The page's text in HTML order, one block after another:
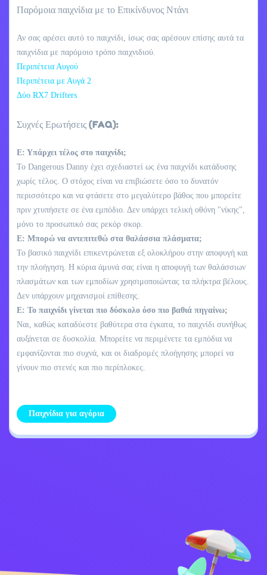
Παρόμοια παιχνίδια με το Επικίνδυνος Ντάνι
Αν σας αρέσει αυτό το παιχνίδι, ίσως σας αρέσουν επίσης αυτά τα
παιχνίδια με παρόμοιο τρόπο παιχνιδιού.
Περιπέτεια Αυγού
Περιπέτεια με Αυγά 2
Δύο RX7 Drifters
Συχνές Ερωτήσεις (FAQ):
Ε: Υπάρχει τέλος στο παιχνίδι;
Το Dangerous Danny έχει σχεδιαστεί ως ένα παιχνίδι κατάδυσης
χωρίς τέλος. Ο στόχος είναι να επιβιώσετε όσο το δυνατόν
περισσότερο και να φτάσετε στο μεγαλύτερο βάθος που μπορείτε
πριν χτυπήσετε σε ένα εμπόδιο. Δεν υπάρχει τελική οθόνη "νίκης",
μόνο το προσωπικό σας ρεκόρ σκορ.
Ε: Μπορώ να αντεπιτεθώ στα θαλάσσια πλάσματα;
Το βασικό παιχνίδι επικεντρώνεται εξ ολοκλήρου στην αποφυγή και
την πλοήγηση. Η κύρια άμυνά σας είναι η αποφυγή των θαλάσσιων
πλασμάτων και των εμποδίων χρησιμοποιώντας τα πλήκτρα βέλους.
Δεν υπάρχουν μηχανισμοί επίθεσης.
Ε: Το παιχνίδι γίνεται πιο δύσκολο όσο πιο βαθιά πηγαίνω;
Ναι, καθώς καταδύεστε βαθύτερα στα έγκατα, το παιχνίδι συνήθως
αυξάνεται σε δυσκολία. Μπορείτε να περιμένετε τα εμπόδια να
εμφανίζονται πιο συχνά, και οι διαδρομές πλοήγησης μπορεί να
γίνουν πιο στενές και πιο περίπλοκες.
Παιχνίδια για αγόρια